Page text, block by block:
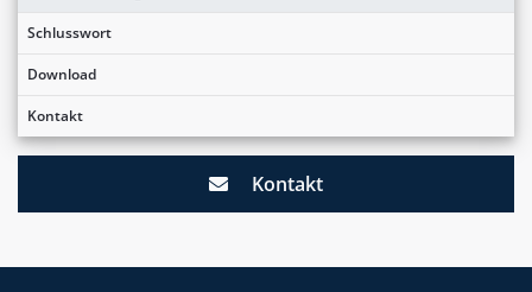
Schlusswort
Download
Kontakt
Kontakt